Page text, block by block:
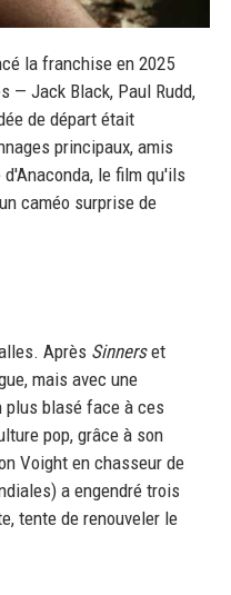
la franchise en 2025
— Jack Black, Paul Rudd,
de départ était
principaux, amis
le film qu'ils
caméo surprise de
Après Sinnerset
mais avec une
plus blasé face à ces
pop, grâce à son
Voight en chasseur de
a engendré trois
tente de renouveler le